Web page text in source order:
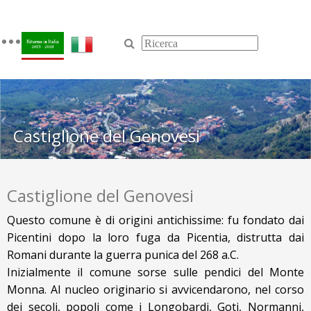
Toggle
navigation
Castiglione del Genovesi
Castiglione del Genovesi
Questo comune è di origini antichissime: fu fondato dai
Picentini dopo la loro fuga da Picentia, distrutta dai
Romani durante la guerra punica del 268 a.C.
Inizialmente il comune sorse sulle pendici del Monte
Monna. Al nucleo originario si avvicendarono, nel corso
dei secoli, popoli come i Longobardi, Goti, Normanni,